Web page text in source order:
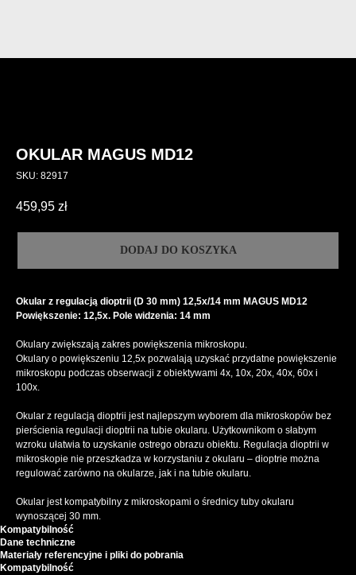
OKULAR MAGUS MD12
SKU: 82917
459,95 zł
DODAJ DO KOSZYKA
Okular z regulacją dioptrii (D 30 mm) 12,5х/14 mm MAGUS MD12
Powiększenie: 12,5x. Pole widzenia: 14 mm
Okulary zwiększają zakres powiększenia mikroskopu.
Okulary o powiększeniu 12,5x pozwalają uzyskać przydatne powiększenie
mikroskopu podczas obserwacji z obiektywami 4x, 10x, 20x, 40x, 60x i
100x.
Okular z regulacją dioptrii jest najlepszym wyborem dla mikroskopów bez
pierścienia regulacji dioptrii na tubie okularu. Użytkownikom o słabym
wzroku ułatwia to uzyskanie ostrego obrazu obiektu. Regulacja dioptrii w
mikroskopie nie przeszkadza w korzystaniu z okularu – dioptrie można
regulować zarówno na okularze, jak i na tubie okularu.
Okular jest kompatybilny z mikroskopami o średnicy tuby okularu
wynoszącej 30 mm.
Kompatybilność
Dane techniczne
Materiały referencyjne i pliki do pobrania
Kompatybilność